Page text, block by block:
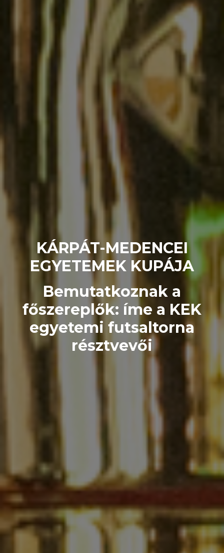
KÁRPÁT-MEDENCEI
EGYETEMEK KUPÁJA
Bemutatkoznak a
főszereplők: íme a KEK
egyetemi futsaltorna
résztvevői